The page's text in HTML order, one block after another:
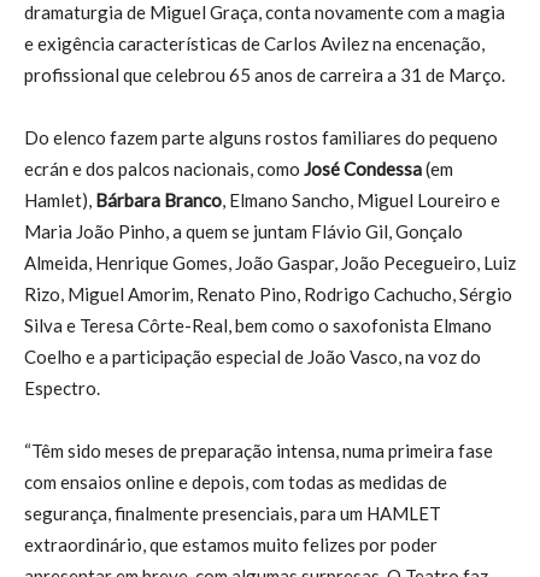
dramaturgia de Miguel Graça, conta novamente com a magia
e exigência características de Carlos Avilez na encenação,
profissional que celebrou 65 anos de carreira a 31 de Março.
Do elenco fazem parte alguns rostos familiares do pequeno
ecrán e dos palcos nacionais, como José Condessa(em
Hamlet), Bárbara Branco, Elmano Sancho, Miguel Loureiro e
Maria João Pinho, a quem se juntam Flávio Gil, Gonçalo
Almeida, Henrique Gomes, João Gaspar, João Pecegueiro, Luiz
Rizo, Miguel Amorim, Renato Pino, Rodrigo Cachucho, Sérgio
Silva e Teresa Côrte-Real, bem como o saxofonista Elmano
Coelho e a participação especial de João Vasco, na voz do
Espectro.
“Têm sido meses de preparação intensa, numa primeira fase
com ensaios online e depois, com todas as medidas de
segurança, finalmente presenciais, para um HAMLET
extraordinário, que estamos muito felizes por poder